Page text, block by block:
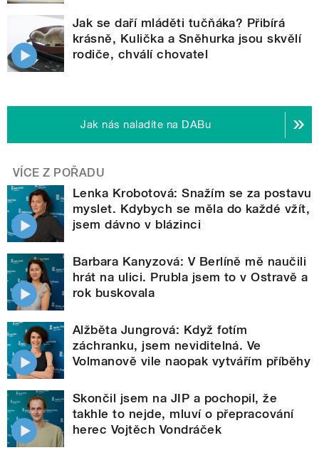
Jak se daří mláděti tučňáka? Přibírá
krásně, Kulička a Sněhurka jsou skvělí
rodiče, chválí chovatel
Jak nás naladíte na DABu
VÍCE Z POŘADU
Lenka Krobotová: Snažím se za postavu
myslet. Kdybych se měla do každé vžít,
jsem dávno v blázinci
Barbara Kanyzová: V Berlíně mě naučili
hrát na ulici. Prubla jsem to v Ostravě a
rok buskovala
Alžběta Jungrová: Když fotím
záchranku, jsem neviditelná. Ve
Volmanově vile naopak vytvářím příběhy
Skončil jsem na JIP a pochopil, že
takhle to nejde, mluví o přepracování
herec Vojtěch Vondráček